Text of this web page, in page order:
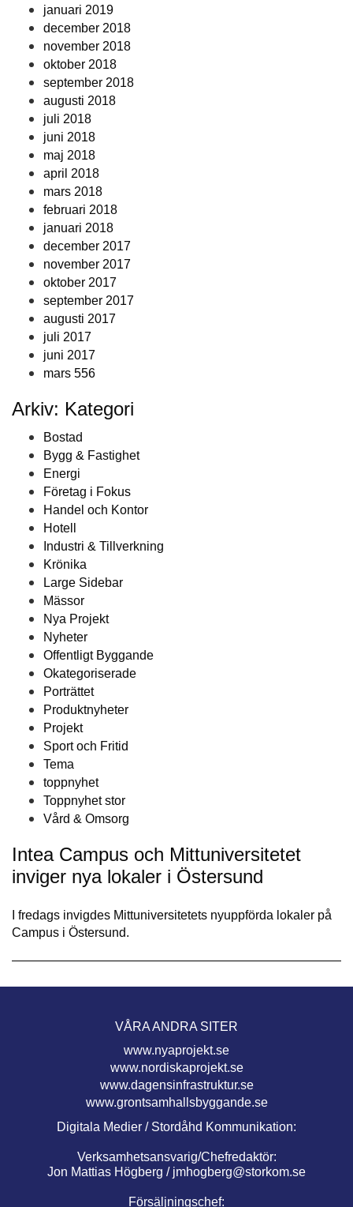
januari 2019
december 2018
november 2018
oktober 2018
september 2018
augusti 2018
juli 2018
juni 2018
maj 2018
april 2018
mars 2018
februari 2018
januari 2018
december 2017
november 2017
oktober 2017
september 2017
augusti 2017
juli 2017
juni 2017
mars 556
Arkiv: Kategori
Bostad
Bygg & Fastighet
Energi
Företag i Fokus
Handel och Kontor
Hotell
Industri & Tillverkning
Krönika
Large Sidebar
Mässor
Nya Projekt
Nyheter
Offentligt Byggande
Okategoriserade
Porträttet
Produktnyheter
Projekt
Sport och Fritid
Tema
toppnyhet
Toppnyhet stor
Vård & Omsorg
Intea Campus och Mittuniversitetet
inviger nya lokaler i Östersund
I fredags invigdes Mittuniversitetets nyuppförda lokaler på
Campus i Östersund.
VÅRA ANDRA SITER
www.nyaprojekt.se
www.nordiskaprojekt.se
www.dagensinfrastruktur.se
www.grontsamhallsbyggande.se
Digitala Medier / Stordåhd Kommunikation:
Verksamhetsansvarig/Chefredaktör:
Jon Mattias Högberg / jmhogberg@storkom.se
Försäljningschef: